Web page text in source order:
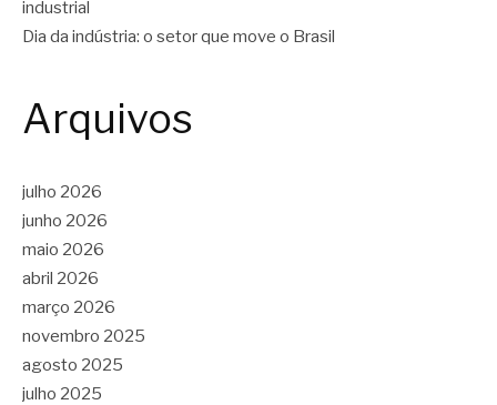
industrial
Dia da indústria: o setor que move o Brasil
Arquivos
julho 2026
junho 2026
maio 2026
abril 2026
março 2026
novembro 2025
agosto 2025
julho 2025